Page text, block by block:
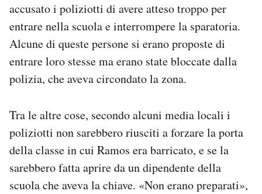
accusato i poliziotti di avere atteso troppo per
entrare nella scuola e interrompere la sparatoria.
Alcune di queste persone si erano proposte di
entrare loro stesse ma erano state bloccate dalla
polizia, che aveva circondato la zona.
Tra le altre cose, secondo alcuni media locali i
poliziotti non sarebbero riusciti a forzare la porta
della classe in cui Ramos era barricato, e se la
sarebbero fatta aprire da un dipendente della
scuola che aveva la chiave. «Non erano preparati»,